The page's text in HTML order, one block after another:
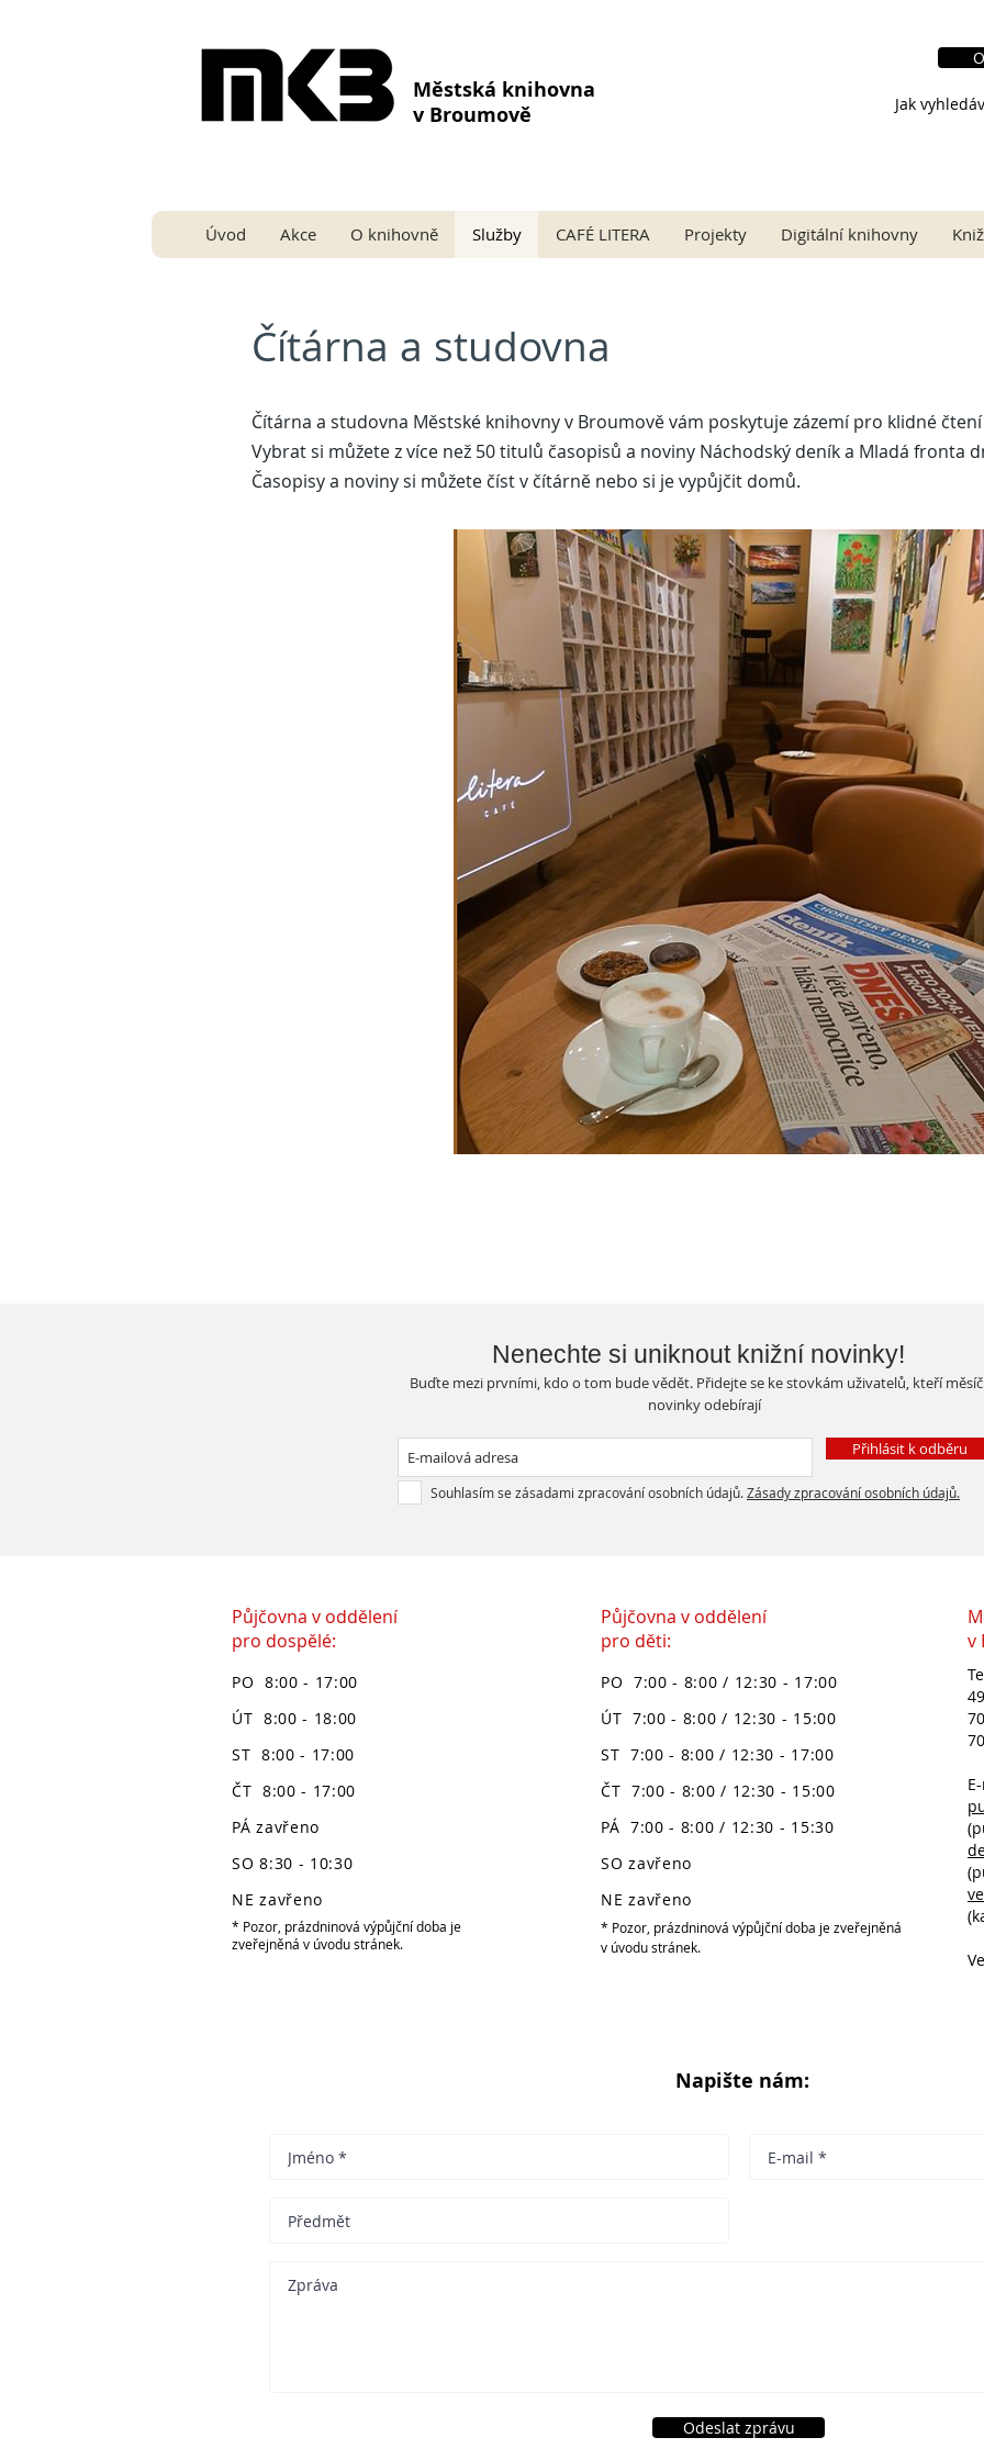
Městská knihovna
v Broumově
Jak
Úvod Akce O knihovně Služby CAFÉ LITERA Projekty Digitální knihovny
Čítárna a studovna
Čítárna a studovna Městské knihovny v Broumově vám poskytuje zázemí pro klidné
Vybrat si můžete z více než 50 titulů časopisů a noviny Náchodský deník a Mladá fronta
Časopisy a noviny si můžete číst v čítárně nebo si je vypůjčit domů.
Půjčovna v oddělení
pro dospělé:
PO 8:00 - 17:00
ÚT 8:00 - 18:00
ST 8:00 - 17:00
ČT 8:00 - 17:00
PÁ zavřeno
SO 8:30 - 10:30
NE zavřeno
* Pozor, prázdninová výpůjční doba je
zveřejněná v úvodu stránek.
Půjčovna v oddělení
pro děti:
PO 7:00 - 8:00 / 12:30 - 17:00
ÚT 7:00 - 8:00 / 12:30 - 15:00
ST 7:00 - 8:00 / 12:30 - 17:00
ČT 7:00 - 8:00 / 12:30 - 15:00
PÁ 7:00 - 8:00 / 12:30 - 15:30
SO zavřeno
NE zavřeno
* Pozor, prázdninová výpůjční doba je zveřejněná
v úvodu stránek.
v
Napište nám:
Odeslat zprávu
Nenechte si uniknout knižní novinky!
Buďte mezi prvními, kdo o tom bude vědět. Přidejte se ke stovkám uživatelů, kteří
novinky odebírají
Přihlásit k odběru
Souhlasím se zásadami zpracování osobních údajů.Zásady zpracování osobních údajů.